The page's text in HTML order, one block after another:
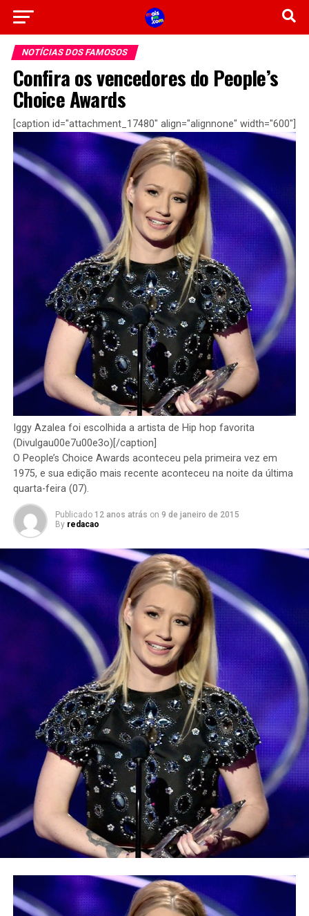
NOTÍCIAS DOS FAMOSOS
Confira os vencedores do People’s
Choice Awards
[caption id="attachment_17480" align="alignnone" width="600"]
Iggy Azalea foi escolhida a artista de Hip hop favorita
(Divulgau00e7u00e3o)[/caption]
O People’s Choice Awards aconteceu pela primeira vez em
1975, e sua edição mais recente aconteceu na noite da última
quarta-feira (07).
Publicado 12 anos atrás on 9 de janeiro de 2015
By redacao